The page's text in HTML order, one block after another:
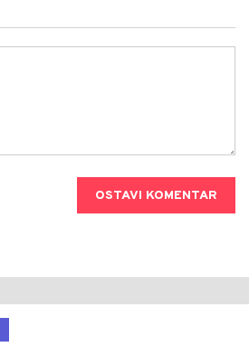
OSTAVI KOMENTAR